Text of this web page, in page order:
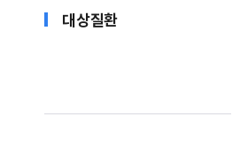
대상질환